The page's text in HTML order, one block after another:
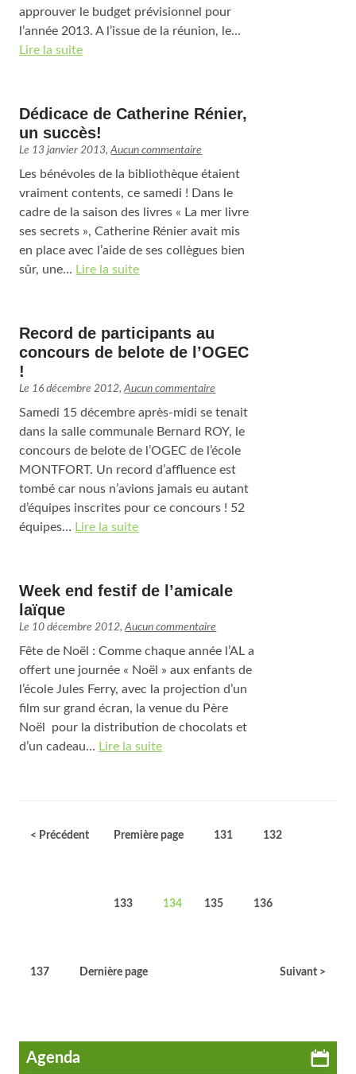
approuver le budget prévisionnel pour
l’année 2013. A l’issue de la réunion, le…
Lire la suite
Dédicace de Catherine Rénier,
un succès!
Le 13 janvier 2013,Aucun commentaire
Les bénévoles de la bibliothèque étaient
vraiment contents, ce samedi ! Dans le
cadre de la saison des livres « La mer livre
ses secrets », Catherine Rénier avait mis
en place avec l’aide de ses collègues bien
sûr, une… Lire la suite
Record de participants au
concours de belote de l’OGEC
!
Le 16 décembre 2012,Aucun commentaire
Samedi 15 décembre après-midi se tenait
dans la salle communale Bernard ROY, le
concours de belote de l’OGEC de l’école
MONTFORT. Un record d’affluence est
tombé car nous n’avions jamais eu autant
d’équipes inscrites pour ce concours ! 52
équipes… Lire la suite
Week end festif de l’amicale
laïque
Le 10 décembre 2012,Aucun commentaire
Fête de Noël : Comme chaque année l’AL a
offert une journée « Noël » aux enfants de
l’école Jules Ferry, avec la projection d’un
film sur grand écran, la venue du Père
Noël pour la distribution de chocolats et
d’un cadeau… Lire la suite
Première page
< Précédent 131 132
133 134 135 136
137 Suivant >
Dernière page
Agenda